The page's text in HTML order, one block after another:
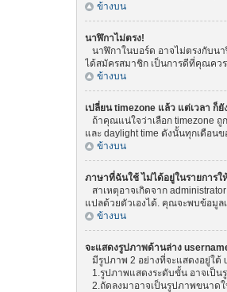
ข้างบน
นาฬิกาไม่ตรง!
นาฬิกาในบอร์ด อาจไม่ตรงกับน
ได้สมัครสมาชิก เป็นการดีที่คุณคว
ข้างบน
เปลี่ยน timezone แล้ว แต่เวลา ก็ยั
ถ้าคุณแน่ใจว่าเลือก timezone ถู
และ daylight time ดังนั้นทุกเดือ
ข้างบน
ภาษาที่ฉันใช้ ไม่ได้อยู่ในรายการใ
สาเหตุอาจเกิดจาก
แปลด้วยตัวเองได้. คุณจะพบข้อมูล
ข้างบน
จะแสดงรูปภาพด้านล่าง
มีรูปภาพ 2 อย่างที่จะแสดงอยู่ใต้
1.รูปภาพแสดงระดับขั้น อาจเป็น
2.ถัดลงมาอาจเป็นรูปภาพขนาด